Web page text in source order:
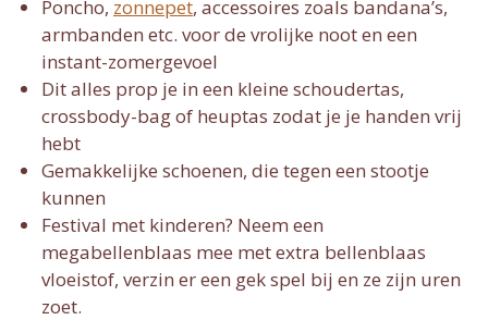
Poncho, zonnepet, accessoires zoals bandana’s,
armbanden etc. voor de vrolijke noot en een
instant-zomergevoel
Dit alles prop je in een kleine schoudertas,
crossbody-bag of heuptas zodat je je handen vrij
hebt
Gemakkelijke schoenen, die tegen een stootje
kunnen
Festival met kinderen? Neem een
megabellenblaas mee met extra bellenblaas
vloeistof, verzin er een gek spel bij en ze zijn uren
zoet.